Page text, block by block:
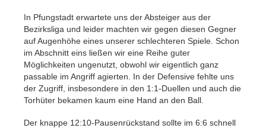
In Pfungstadt erwartete uns der Absteiger aus der
Bezirksliga und leider machten wir gegen diesen Gegner
auf Augenhöhe eines unserer schlechteren Spiele. Schon
im Abschnitt eins ließen wir eine Reihe guter
Möglichkeiten ungenutzt, obwohl wir eigentlich ganz
passable im Angriff agierten. In der Defensive fehlte uns
der Zugriff, insbesondere in den 1:1-Duellen und auch die
Torhüter bekamen kaum eine Hand an den Ball.
Der knappe 12:10-Pausenrückstand sollte im 6:6 schnell